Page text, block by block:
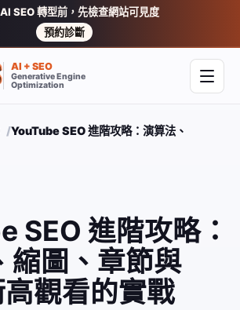
SEO 轉型前，先檢查網站可見度
預約診斷
AI + SEO
Generative Engine
Optimization
開啟
YouTube SEO 進階攻略：演算法、縮圖、章
SEO 進階攻略：
縮圖、章節與
觀看的實戰